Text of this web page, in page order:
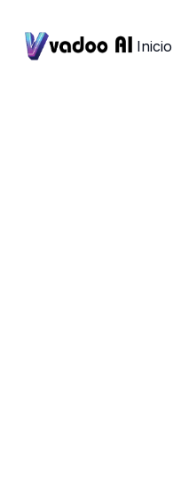
Inicio